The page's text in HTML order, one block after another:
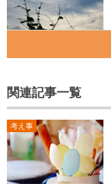
関連記事一覧
考え事